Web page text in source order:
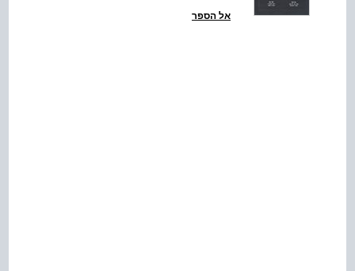
אל הספר